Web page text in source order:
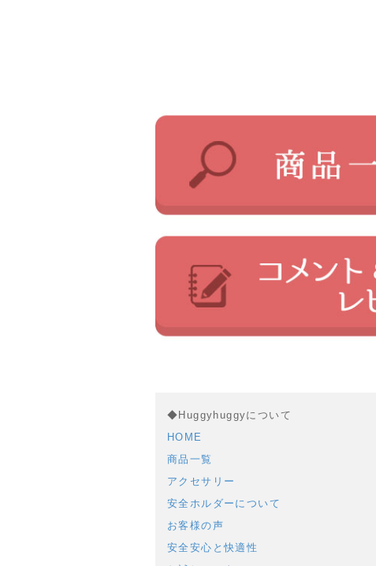
◆Huggyhuggyについて
HOME
商品一覧
アクセサリー
安全ホルダーについて
お客様の声
安全安心と快適性